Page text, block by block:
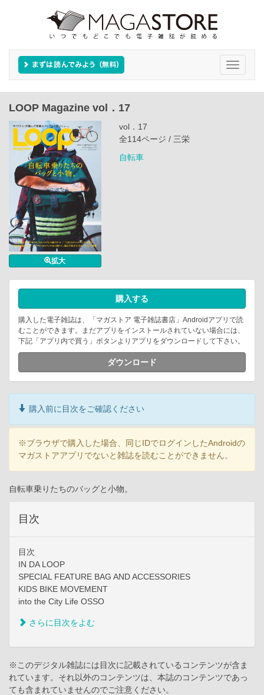
Toggle
LOOP Magazine vol．17
拡大
vol．17
全114ページ / 三栄
自転車
購入する
購入した電子雑誌は、「マガストア 電子雑誌書店」Androidアプリで読
むことができます。まだアプリをインストールされていない場合には、
下記「アプリ内で買う」ボタンよりアプリをダウンロードして下さい。
ダウンロード
購入前に目次をご確認ください
※ブラウザで購入した場合、同じIDでログインしたAndroidの
マガストアアプリでないと雑誌を読むことができません。
自転車乗りたちのバッグと小物。
目次
目次
IN DA LOOP
SPECIAL FEATURE BAG AND ACCESSORIES
KIDS BIKE MOVEMENT
into the City Life OSSO
さらに目次をよむ
※このデジタル雑誌には目次に記載されているコンテンツが含ま
れています。それ以外のコンテンツは、本誌のコンテンツであっ
ても含まれていませんのでご注意ください。